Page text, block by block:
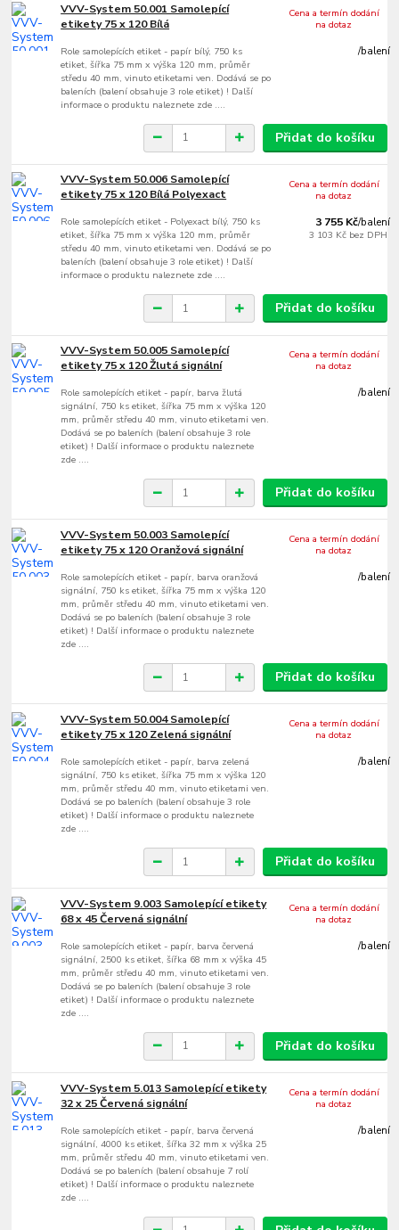
VVV-System 50.001 Samolepící
etikety 75 x 120 Bílá
Role samolepících etiket - papír bílý, 750 ks
etiket, šířka 75 mm x výška 120 mm, průměr
středu 40 mm, vinuto etiketami ven. Dodává se po
baleních (balení obsahuje 3 role etiket) ! Další
informace o produktu naleznete zde ....
/balení
Cena a termín dodání
na dotaz
Přidat do košíku
VVV-System 50.006 Samolepící
etikety 75 x 120 Bílá Polyexact
Role samolepících etiket - Polyexact bílý, 750 ks
etiket, šířka 75 mm x výška 120 mm, průměr
středu 40 mm, vinuto etiketami ven. Dodává se po
baleních (balení obsahuje 3 role etiket) ! Další
informace o produktu naleznete zde ....
3 755 Kč/balení
3 103 Kč bez DPH
Cena a termín dodání
na dotaz
Přidat do košíku
VVV-System 50.005 Samolepící
etikety 75 x 120 Žlutá signální
Role samolepících etiket - papír, barva žlutá
signální, 750 ks etiket, šířka 75 mm x výška 120
mm, průměr středu 40 mm, vinuto etiketami ven.
Dodává se po baleních (balení obsahuje 3 role
etiket) ! Další informace o produktu naleznete
zde ....
/balení
Cena a termín dodání
na dotaz
Přidat do košíku
VVV-System 50.003 Samolepící
etikety 75 x 120 Oranžová signální
Role samolepících etiket - papír, barva oranžová
signální, 750 ks etiket, šířka 75 mm x výška 120
mm, průměr středu 40 mm, vinuto etiketami ven.
Dodává se po baleních (balení obsahuje 3 role
etiket) ! Další informace o produktu naleznete
zde ....
/balení
Cena a termín dodání
na dotaz
Přidat do košíku
VVV-System 50.004 Samolepící
etikety 75 x 120 Zelená signální
Role samolepících etiket - papír, barva zelená
signální, 750 ks etiket, šířka 75 mm x výška 120
mm, průměr středu 40 mm, vinuto etiketami ven.
Dodává se po baleních (balení obsahuje 3 role
etiket) ! Další informace o produktu naleznete
zde ....
/balení
Cena a termín dodání
na dotaz
Přidat do košíku
VVV-System 9.003 Samolepící etikety
68 x 45 Červená signální
Role samolepících etiket - papír, barva červená
signální, 2500 ks etiket, šířka 68 mm x výška 45
mm, průměr středu 40 mm, vinuto etiketami ven.
Dodává se po baleních (balení obsahuje 3 role
etiket) ! Další informace o produktu naleznete
zde ....
/balení
Cena a termín dodání
na dotaz
Přidat do košíku
VVV-System 5.013 Samolepící etikety
32 x 25 Červená signální
Role samolepících etiket - papír, barva červená
signální, 4000 ks etiket, šířka 32 mm x výška 25
mm, průměr středu 40 mm, vinuto etiketami ven.
Dodává se po baleních (balení obsahuje 7 rolí
etiket) ! Další informace o produktu naleznete
zde ....
/balení
Cena a termín dodání
na dotaz